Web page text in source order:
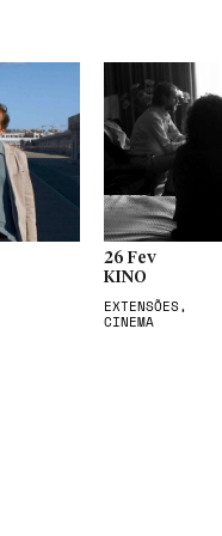
26 Fev
KINO
EXTENSÕES,
CINEMA